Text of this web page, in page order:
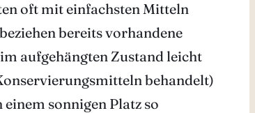
oft mit einfachsten Mitteln
bereits vorhandene
aufgehängten Zustand leicht
behandelt)
sonnigen Platz so